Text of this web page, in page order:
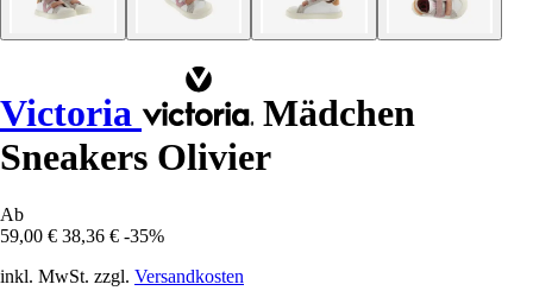
Victoria
Mädchen
Sneakers Olivier
Ab
59,00 € 38,36 € -35%
inkl. MwSt. zzgl. Versandkosten